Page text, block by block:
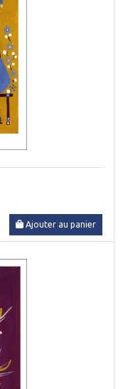
Ajouter au panier